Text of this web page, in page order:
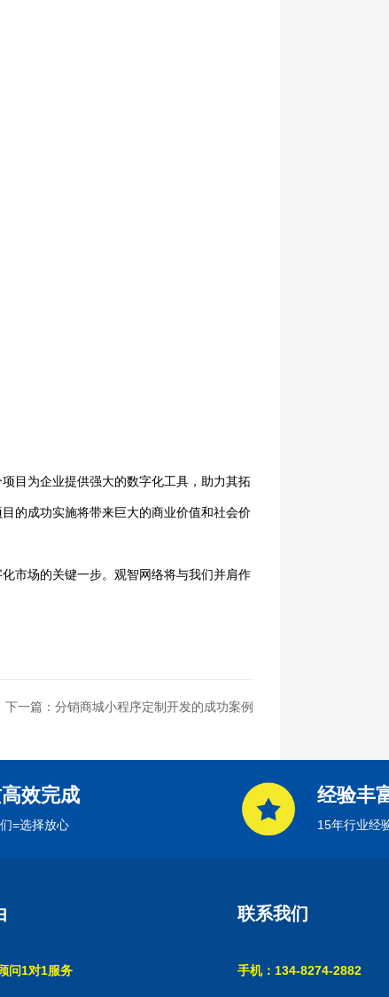
目为企业提供强大的数字化工具，助力其拓
的成功实施将带来巨大的商业价值和社会价
市场的关键一步。观智网络将与我们并肩作
下一篇：分销商城小程序定制开发的成功案例
效完成
=选择放心
经验丰
15年行业经
问1对1服务
联系我们
手机：134-8274-2882